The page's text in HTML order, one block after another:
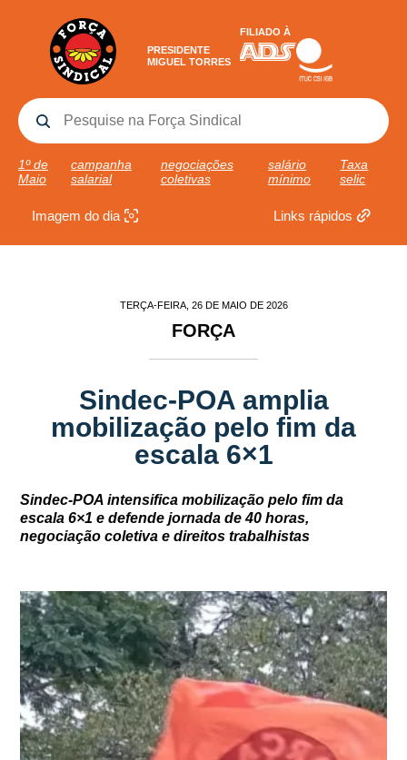
PRESIDENTE
MIGUEL TORRES
FILIADO À
1º de
Maio
campanha
salarial
negociações
coletivas
salário
mínimo
Taxa
selic
Imagem do dia Links rápidos
TERÇA-FEIRA, 26 DE MAIO DE 2026
FORÇA
Sindec-POA amplia
mobilização pelo fim da
escala 6×1
Sindec-POA intensifica mobilização pelo fim da
escala 6×1 e defende jornada de 40 horas,
negociação coletiva e direitos trabalhistas